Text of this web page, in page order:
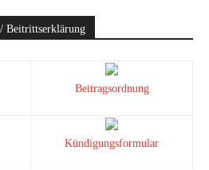
Beitrittserklärung
Beitragsordnung
Kündigungsformular